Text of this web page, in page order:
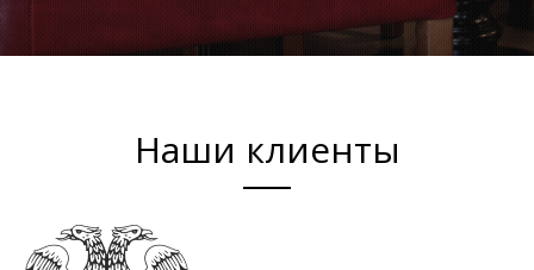
Наши клиенты